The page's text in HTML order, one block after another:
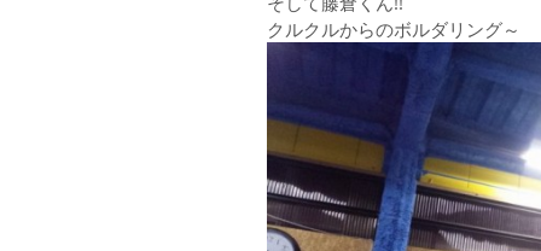
クルクルからのボルダリング～